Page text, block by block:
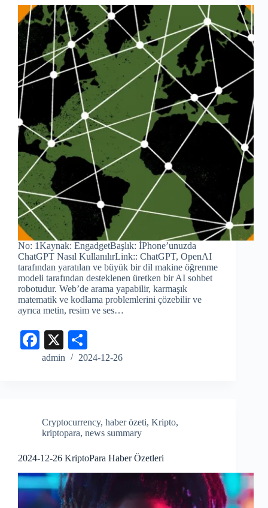
No: 1Kaynak: EngadgetBaşlık: İPhone’unuzda
ChatGPT Nasıl KullanılırLink:: ChatGPT, OpenAI
tarafından yaratılan ve büyük bir dil makine öğrenme
modeli tarafından desteklenen üretken bir AI sohbet
robotudur. Web’de arama yapabilir, karmaşık
matematik ve kodlama problemlerini çözebilir ve
ayrıca metin, resim ve ses…
Fa
ce
X
ha
admin 2024-12-26
Cryptocurrency, haber özeti, Kripto,
kriptopara, news summary
2024-12-26 KriptoPara Haber Özetleri